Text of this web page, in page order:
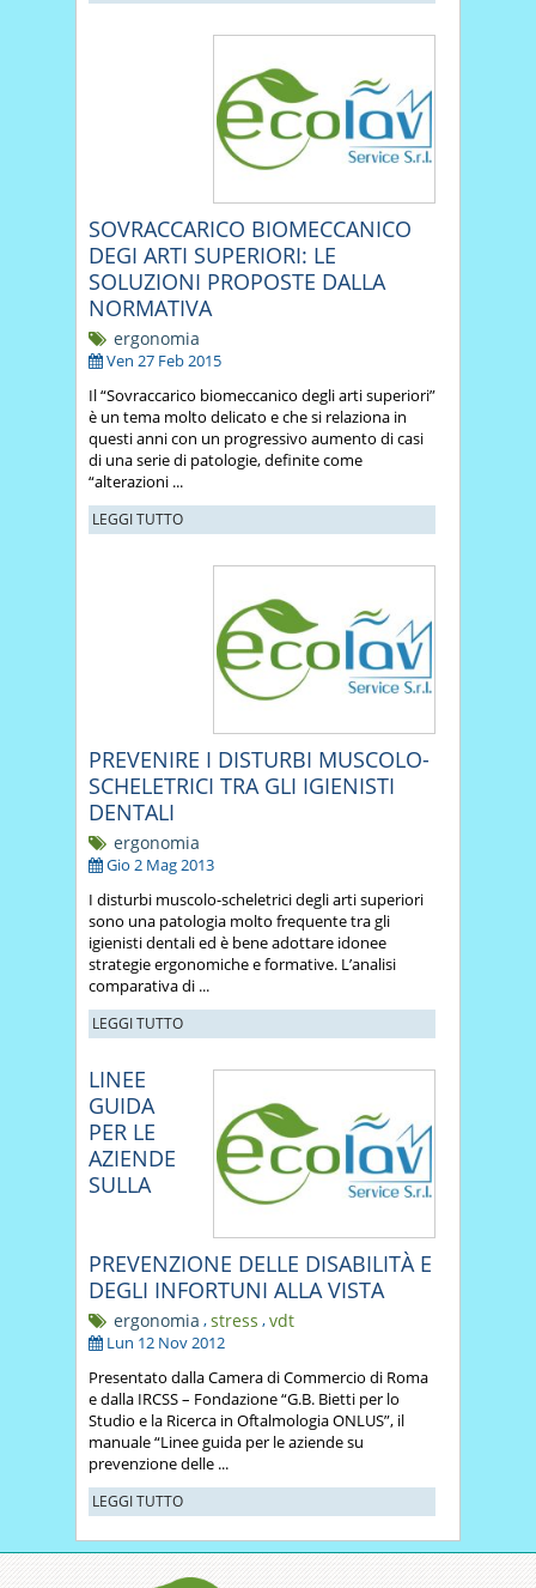
SOVRACCARICO BIOMECCANICO
DEGI ARTI SUPERIORI: LE
SOLUZIONI PROPOSTE DALLA
NORMATIVA
ergonomia
Ven 27 Feb 2015
Il “Sovraccarico biomeccanico degli arti superiori”
è un tema molto delicato e che si relaziona in
questi anni con un progressivo aumento di casi
di una serie di patologie, definite come
“alterazioni ...
LEGGI TUTTO
PREVENIRE I DISTURBI MUSCOLO-
SCHELETRICI TRA GLI IGIENISTI
DENTALI
ergonomia
Gio 2 Mag 2013
I disturbi muscolo-scheletrici degli arti superiori
sono una patologia molto frequente tra gli
igienisti dentali ed è bene adottare idonee
strategie ergonomiche e formative. L’analisi
comparativa di ...
LEGGI TUTTO
LINEE
GUIDA
PER LE
AZIENDE
SULLA
PREVENZIONE DELLE DISABILITÀ E
DEGLI INFORTUNI ALLA VISTA
ergonomia ,stress ,vdt
Lun 12 Nov 2012
Presentato dalla Camera di Commercio di Roma
e dalla IRCSS – Fondazione “G.B. Bietti per lo
Studio e la Ricerca in Oftalmologia ONLUS”, il
manuale “Linee guida per le aziende su
prevenzione delle ...
LEGGI TUTTO